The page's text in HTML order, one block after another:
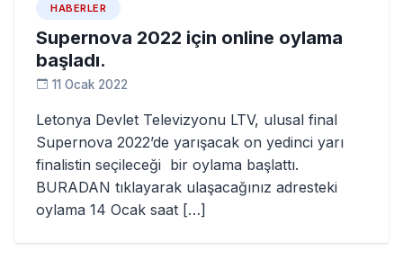
HABERLER
Supernova 2022 için online oylama
başladı.
11 Ocak 2022
Letonya Devlet Televizyonu LTV, ulusal final
Supernova 2022’de yarışacak on yedinci yarı
finalistin seçileceği bir oylama başlattı.
BURADAN tıklayarak ulaşacağınız adresteki
oylama 14 Ocak saat […]